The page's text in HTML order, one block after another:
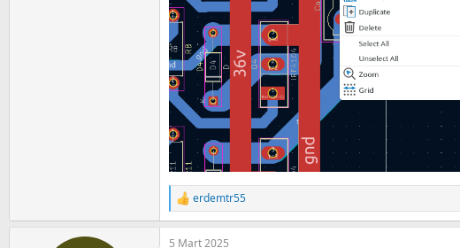
R
e
a
erdemtr55
5 Mart 2025